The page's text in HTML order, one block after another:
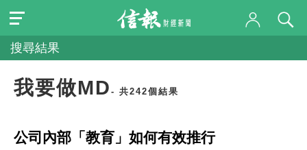
搜尋結果
我要做MD - 共242個結果
公司內部「教育」如何有效推行